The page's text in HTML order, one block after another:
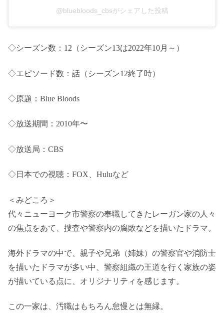
@bluebloods_cbsがシェアした投稿
◇シーズン数：12（シーズン13は2022年10月～）
◇エピソード数：話（シーズン12終了時）
◇原題：Blue Bloods
◇放送期間：2010年〜
◇放送局：CBS
◇日本での視聴：FOX、Huluなど
＜みどころ＞
代々ニューヨーク市警察の奉職してきたレーガン家の人々
の焦点をあて、捜査や警察内の腐敗などを描いたドラマ。
海外ドラマの中で、親子や兄弟（姉妹）の警察官や消防士
を描いたドラマが多い中、警察組織の王道を行く家族の姿
が描いている点に、オリジナリティを感じます。
この一家は、汚職はもちろん怠慢とは無縁。